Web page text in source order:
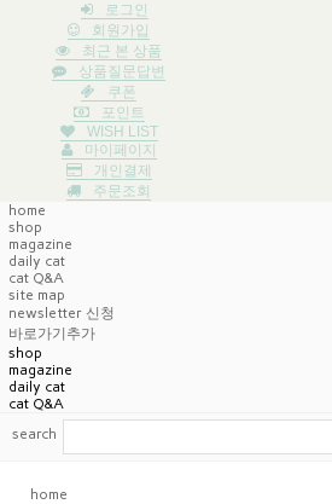
로그인
회원가입
최근 본 상품
상품질문답변
쿠폰
포인트
WISH LIST
마이페이지
개인결제
주문조회
home
shop
magazine
daily cat
cat Q&A
site map
newsletter 신청
바로가기추가
shop
magazine
daily cat
cat Q&A
search
home